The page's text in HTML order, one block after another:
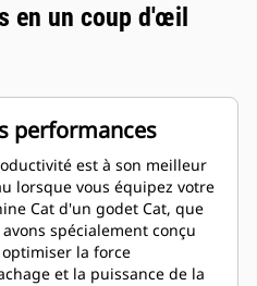
en un coup d'œil
performances
est à son meilleur
lorsque vous équipez votre
Cat d'un godet Cat, que
spécialement conçu
la force
et la puissance de la